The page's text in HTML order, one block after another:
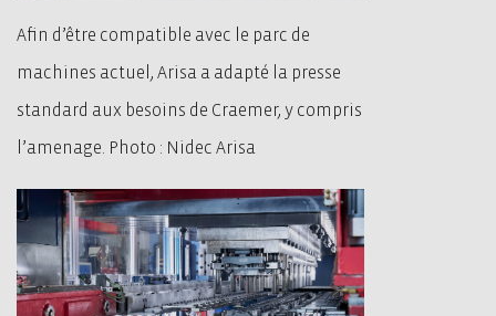
Afin d’être compatible avec le parc de
machines actuel, Arisa a adapté la presse
standard aux besoins de Craemer, y compris
l’amenage. Photo : Nidec Arisa